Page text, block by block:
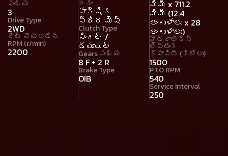
సంఖ్య
3
Drive Type
2WD
రేట్ చేయబడిన
RPM (r/min)
2200
రకం
పాక్షిక
స్థిర మెష్
Clutch Type
సింగల్ /
డ్యూయల్
Gears సంఖ్య
8 F + 2 R
Brake Type
OIB
మిమీ x 711.2
మిమీ (12.4
అంగుళాలు x 28
అంగుళాలు)
హైడ్రాలిక్స్
లిఫ్టింగ్
కెపాసిటీ (కిలోలు)
1500
PTO RPM
540
Service Interval
250